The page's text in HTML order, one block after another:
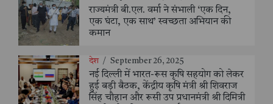
राज्यमंत्री बी.एल. वर्मा ने संभाली ‘एक दिन,
एक घंटा, एक साथ’ स्वच्छता अभियान की
कमान
देश / September 26, 2025
नई दिल्ली में भारत-रूस कृषि सहयोग को लेकर
हुई बड़ी बैठक, केंद्रीय कृषि मंत्री श्री शिवराज
सिंह चौहान और रूसी उप प्रधानमंत्री श्री दिमित्री